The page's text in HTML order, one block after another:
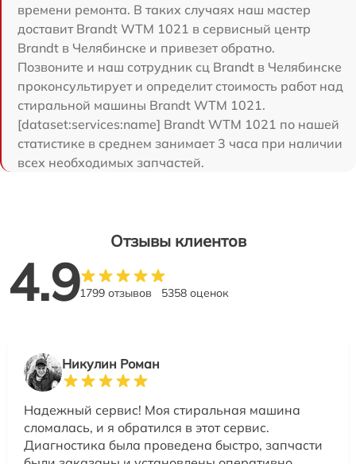
времени ремонта. В таких случаях наш мастер
доставит Brandt WTM 1021 в сервисный центр
Brandt в Челябинске и привезет обратно.
Позвоните и наш сотрудник сц Brandt в Челябинске
проконсультирует и определит стоимость работ над
стиральной машины Brandt WTM 1021.
[dataset:services:name] Brandt WTM 1021 по нашей
статистике в среднем занимает 3 часа при наличии
всех необходимых запчастей.
Отзывы клиентов
4.91799 отзывов 5358 оценок
Никулин Роман
Надежный сервис! Моя стиральная машина
сломалась, и я обратился в этот сервис.
Диагностика была проведена быстро, запчасти